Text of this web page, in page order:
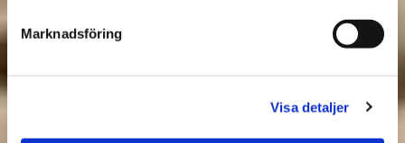
Marknadsföring
Visa detaljer